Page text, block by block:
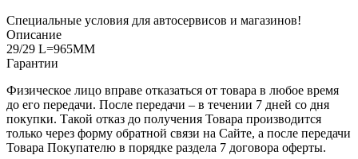
Специальные условия для автосервисов и магазинов!
Описание
29/29 L=965MM
Гарантии
Физическое лицо вправе отказаться от товара в любое время
до его передачи. После передачи – в течении 7 дней со дня
покупки. Такой отказ до получения Товара производится
только через форму обратной связи на Сайте, а после передачи
Товара Покупателю в порядке раздела 7 договора оферты.